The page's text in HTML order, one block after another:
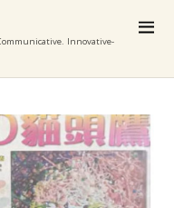
Innovative-